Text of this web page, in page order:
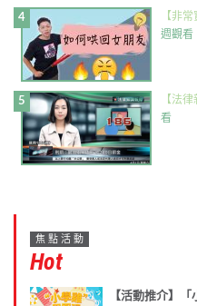
【非
週觀看
【法
看
焦點活動
Hot
【活動推介】